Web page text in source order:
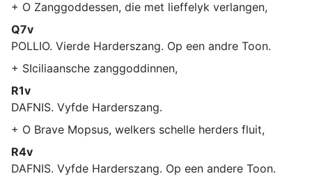
+ O Zanggoddessen, die met lieffelyk verlangen,
Q7v
POLLIO. Vierde Harderszang. Op een andre Toon.
+ SIciliaansche zanggoddinnen,
R1v
DAFNIS. Vyfde Harderszang.
+ O Brave Mopsus, welkers schelle herders fluit,
R4v
DAFNIS. Vyfde Harderszang. Op een andere Toon.